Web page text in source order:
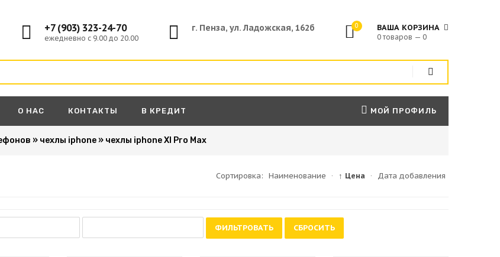
+7 (903) 323-24-70
ежедневно с 9.00 до 20.00
г. Пенза, ул. Ладожская, 162б 0 ВАША КОРЗИНА
0 товаров — 0
МОЙ ПРОФИЛЬ
О НАС КОНТАКТЫ В КРЕДИТ
» чехлы iphone » чехлы iphone XI Pro Max
Сортировка: Наименование · ↑ Цена · Дата добавления
ФИЛЬТРОВАТЬ СБРОСИТЬ